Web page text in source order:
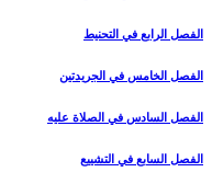
الفصل الرابع‏ في التحنيط
الفصل الخامس في الجريدتين
الفصل السادس في الصلاة عليه
الفصل السابع في التشييع